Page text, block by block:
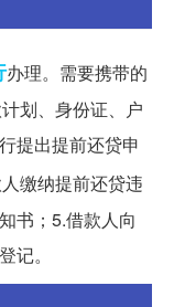
办理。需要携带的
划、身份证、户
提出提前还贷申
缴纳提前还贷违
书；5.借款人向
记。